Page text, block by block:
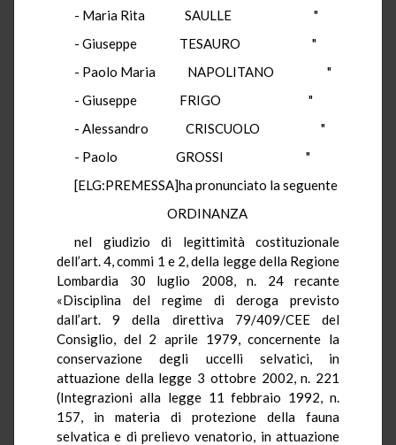
- Maria Rita SAULLE "
- Giuseppe TESAURO "
- Paolo Maria NAPOLITANO "
- Giuseppe FRIGO "
- Alessandro CRISCUOLO "
- Paolo GROSSI "
[ELG:PREMESSA]ha pronunciato la seguente
ORDINANZA
nel giudizio di legittimità costituzionale
dell’art. 4, commi 1 e 2, della legge della Regione
Lombardia 30 luglio 2008, n. 24 recante
«Disciplina del regime di deroga previsto
dall’art. 9 della direttiva 79/409/CEE del
Consiglio, del 2 aprile 1979, concernente la
conservazione degli uccelli selvatici, in
attuazione della legge 3 ottobre 2002, n. 221
(Integrazioni alla legge 11 febbraio 1992, n.
157, in materia di protezione della fauna
selvatica e di prelievo venatorio, in attuazione